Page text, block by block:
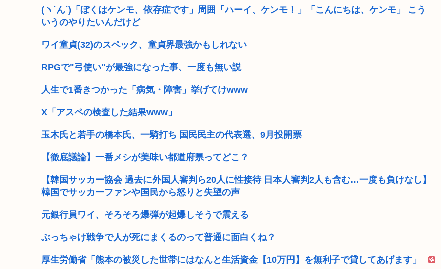
(ヽ´ん`)「ぼくはケンモ、依存症です」周囲「ハーイ、ケンモ！」「こんにちは、ケンモ」 こう
いうのやりたいんだけど
ワイ童貞(32)のスペック、童貞界最強かもしれない
RPGで"弓使い"が最強になった事、一度も無い説
人生で1番きつかった「病気・障害」挙げてけwww
X「アスペの検査した結果www」
玉木氏と若手の橋本氏、一騎打ち 国民民主の代表選、9月投開票
【徹底議論】一番メシが美味い都道府県ってどこ？
【韓国サッカー協会 過去に外国人審判ら20人に性接待 日本人審判2人も含む…一度も負けなし】
韓国でサッカーファンや国民から怒りと失望の声
元銀行員ワイ、そろそろ爆弾が起爆しそうで震える
ぶっちゃけ戦争で人が死にまくるのって普通に面白くね？
厚生労働省「熊本の被災した世帯にはなんと生活資金【10万円】を無利子で貸してあげます」